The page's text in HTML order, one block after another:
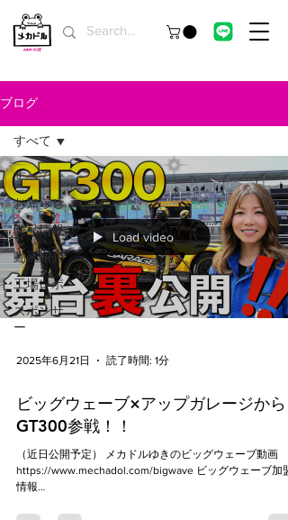
ブログ
すべて
お知らせ
商品情報
動画紹介
工場レポ
スポンサ
ー
すべて
Load video
2025年6月21日 読了時間: 1分
ビッグウェーブ×アップガレージから
GT300参戦！！
（近日公開予定） メカドルゆきのビッグウェーブ動画
https://www.mechadol.com/bigwave ビッグウェーブ加盟店
情報